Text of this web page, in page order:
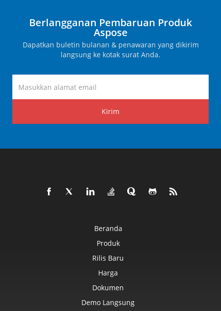
Berlangganan Pembaruan Produk
Aspose
Dapatkan buletin bulanan & penawaran yang dikirim
langsung ke kotak surat Anda.
Kirim
Beranda
Produk
Rilis Baru
Harga
Dokumen
Demo Langsung